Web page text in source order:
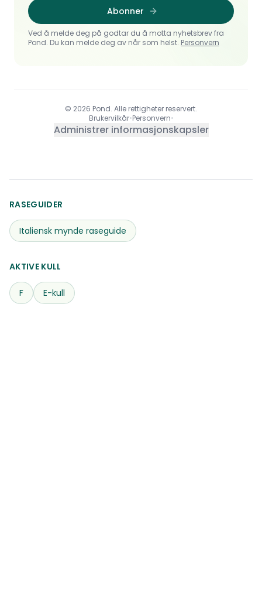
Abonner
Ved å melde deg på godtar du å motta nyhetsbrev fra
Pond. Du kan melde deg av når som helst. Personvern
© 2026 Pond. Alle rettigheter reservert.
Brukervilkår•Personvern•
Administrer informasjonskapsler
RASEGUIDER
Italiensk mynde raseguide
AKTIVE KULL
F E-kull